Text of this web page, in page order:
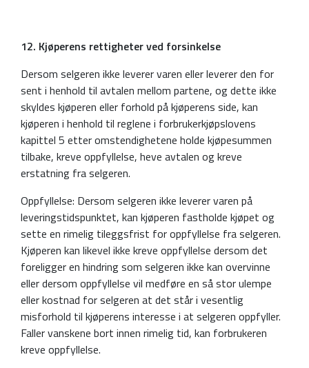
12. Kjøperens rettigheter ved forsinkelse
Dersom selgeren ikke leverer varen eller leverer den for
sent i henhold til avtalen mellom partene, og dette ikke
skyldes kjøperen eller forhold på kjøperens side, kan
kjøperen i henhold til reglene i forbrukerkjøpslovens
kapittel 5 etter omstendighetene holde kjøpesummen
tilbake, kreve oppfyllelse, heve avtalen og kreve
erstatning fra selgeren.
Oppfyllelse: Dersom selgeren ikke leverer varen på
leveringstidspunktet, kan kjøperen fastholde kjøpet og
sette en rimelig tileggsfrist for oppfyllelse fra selgeren.
Kjøperen kan likevel ikke kreve oppfyllelse dersom det
foreligger en hindring som selgeren ikke kan overvinne
eller dersom oppfyllelse vil medføre en så stor ulempe
eller kostnad for selgeren at det står i vesentlig
misforhold til kjøperens interesse i at selgeren oppfyller.
Faller vanskene bort innen rimelig tid, kan forbrukeren
kreve oppfyllelse.